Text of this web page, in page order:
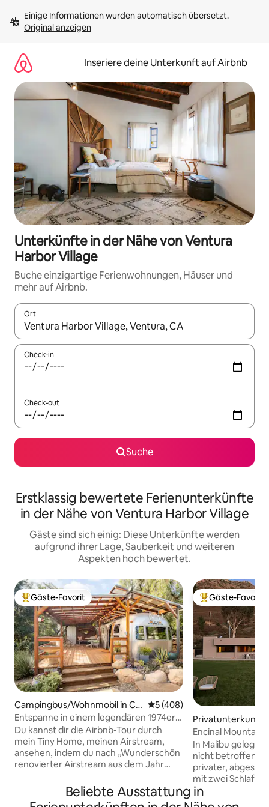
Inhalten
springenOriginal anzeigen
Inseriere deine Unterkunft auf Airbnb
Unterkünfte in der Nähe von Ventura
Harbor Village
Buche einzigartige Ferienwohnungen, Häuser und
mehr auf Airbnb.
Ort
Wenn Ergebnisse verfügbar sind, navigiere mit den
Check-in
Check-out
Suche
Erstklassig bewertete Ferienunterkünfte
in der Nähe von Ventura Harbor Village
Gäste sind sich einig: Diese Unterkünfte werden
aufgrund ihrer Lage, Sauberkeit und weiteren
Aspekten hoch bewertet.
Beliebter Gäste-Favorit.
Gäste-Favorit
Campingbus/Wohnmobil in Ca
rpinteria
Durchschnittliche
5 (408)
Entspanne in einem legendären 1974er
Airstream auf einer Bio-Ranch
Du kannst dir die Airbnb-Tour durch
mein Tiny Home, meinen Airstream,
ansehen, indem du nach „Wunderschön
renovierter Airstream aus dem Jahr
Airbnbs in Südkalifornien laut Condé
Nast Traveller! Dein eigener privater
Beliebter Gäste-
Gäste-Favorit
Privatunterkunft
Encinal Mountain
EV-Ladestation
In Malibu
nicht betroffen.
privater,
mit zwei
Betten, einer
Spa-
Beliebte Ausstattung in